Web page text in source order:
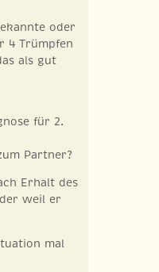
oder
4 Trümpfen
als gut
für 2.
Partner?
Erhalt des
weil er
mal